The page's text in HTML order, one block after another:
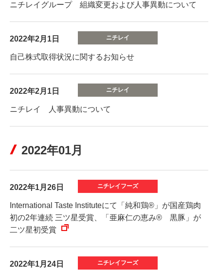
ニチレイグループ 組織変更および人事異動について
2022年2月1日
自己株式取得状況に関するお知らせ
2022年2月1日
ニチレイ 人事異動について
2022年01月
2022年1月26日
International Taste Instituteにて「純和鶏®」が国産鶏肉
初の2年連続 三ツ星受賞、「亜麻仁の恵み® 黒豚」が
二ツ星初受賞
2022年1月24日